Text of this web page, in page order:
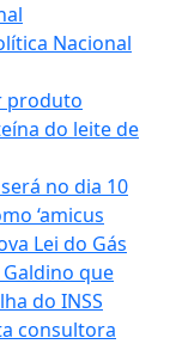
Nacional
produto
do leite de
no dia 10
‘amicus
Lei do Gás
que
do INSS
consultora